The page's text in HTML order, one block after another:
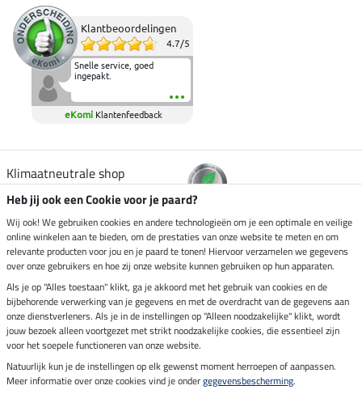
Klantbeoordelingen
4.7/5
Snelle service, goed
ingepakt.
eKomi Klantenfeedback
Klimaatneutrale shop
Verzending per
Veilig betalen met
Impressum
Laatste update op 07.08.2026 om 03:03 uur
Heb jij ook een Cookie voor je paard?
Wij ook! We gebruiken cookies en andere technologieën om je een optimale en veilige
online winkelen aan te bieden, om de prestaties van onze website te meten en om
relevante producten voor jou en je paard te tonen! Hiervoor verzamelen we gegevens
over onze gebruikers en hoe zij onze website kunnen gebruiken op hun apparaten.
Als je op "Alles toestaan" klikt, ga je akkoord met het gebruik van cookies en de
bijbehorende verwerking van je gegevens en met de overdracht van de gegevens aan
onze dienstverleners. Als je in de instellingen op "Alleen noodzakelijke" klikt, wordt
jouw bezoek alleen voortgezet met strikt noodzakelijke cookies, die essentieel zijn
voor het soepele functioneren van onze website.
Natuurlijk kun je de instellingen op elk gewenst moment herroepen of aanpassen.
Meer informatie over onze cookies vind je ondergegevensbescherming.